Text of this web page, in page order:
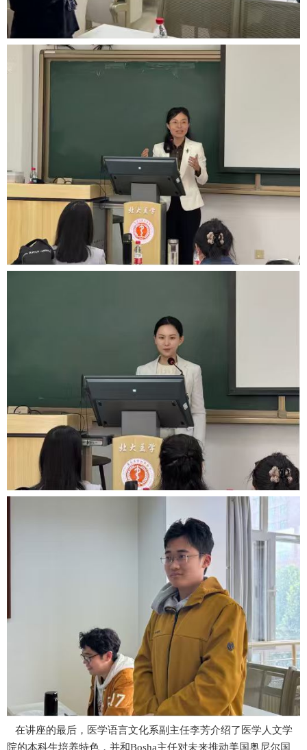
在讲座的最后，医学语言文化系副主任李芳介绍了医学人文学
院的本科生培养特色，并和Bosha主任对未来推动美国奥尼尔国